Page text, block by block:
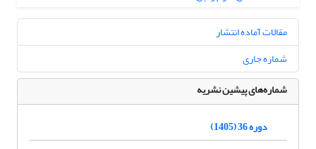
مقالات آماده انتشار
شماره جاری
شماره‌های پیشین نشریه
دوره 36 (1405)